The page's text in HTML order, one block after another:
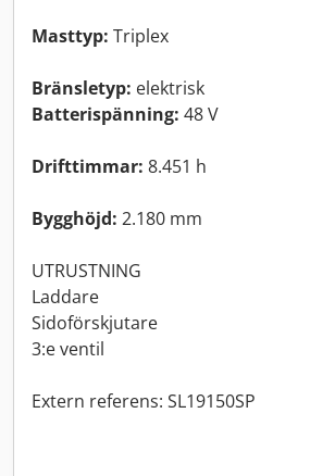
Masttyp: Triplex
Bränsletyp: elektrisk
Batterispänning: 48 V
Drifttimmar: 8.451 h
Bygghöjd: 2.180 mm
UTRUSTNING
Laddare
Sidoförskjutare
3:e ventil
Extern referens: SL19150SP